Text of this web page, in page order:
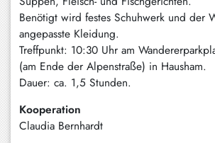
Benötigt wird festes Schuhwerk und der
angepasste Kleidung.
Treffpunkt: 10:30 Uhr am
(am Ende der Alpenstraße) in Hausham.
Dauer: ca. 1,5 Stunden.
Kooperation
Claudia Bernhardt
Weyarn